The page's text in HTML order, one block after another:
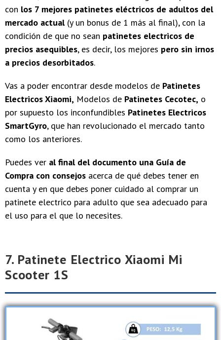
con los 7 mejores patinetes eléctricos de adultos del
mercado actual(y un bonus de 1 más al final), con la
condición de que no sean patinetes electricos de
precios asequibles, es decir, los mejores pero sin irnos
a precios desorbitados.
Vas a poder encontrar desde modelos de Patinetes
Electricos Xiaomi, Modelos de Patinetes Cecotec, o
por supuesto los inconfundibles Patinetes Electricos
SmartGyro, que han revolucionado el mercado tanto
como los anteriores.
Puedes ver al final del documento una Guía de
Compra con consejos acerca de qué debes tener en
cuenta y en que debes poner cuidado al comprar un
patinete electrico para adulto que sea adecuado para
el uso para el que lo necesites.
7. Patinete Electrico Xiaomi Mi
Scooter 1S